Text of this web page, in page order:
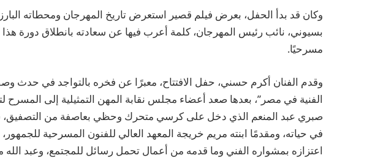
وكان قد بدأ الحفل، بعرض فيلم قصير استعرض تاريخ المهرجان ومحطاته
مسرحيًا.
وقدم الفنان أكرم حسني، حفل الافتتاح، معبرًا عن فخره بالتواجد في حدث
الفنية في مصر”، بعدها صعد أعضاء مجلس نقابة المهن التمثيلية إلى المسرح
صبري عبد المنعم الذي دخل على كرسي متحرك وحظي بعاصفة من التصفيق،
في حياته، ومقدمًا ابنته مريم خريجة المعهد العالي للفنون المسرحية
اعتزازه بمشواره الفني وما قدمه من أعمال تحمل رسائل للمجتمع، وعبد